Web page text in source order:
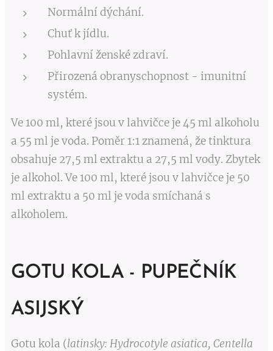
Normální dýchání.
Chuť k jídlu.
Pohlavní ženské zdraví.
Přirozená obranyschopnost - imunitní
systém.
Ve 100 ml, které jsou v lahvičce je 45 ml alkoholu
a 55 ml je voda. Poměr 1:1 znamená, že tinktura
obsahuje 27,5 ml extraktu a 27,5 ml vody. Zbytek
je alkohol. Ve 100 ml, které jsou v lahvičce je 50
ml extraktu a 50 ml je voda smíchaná s
alkoholem.
GOTU KOLA - PUPEČNÍK
ASIJSKÝ
Gotu kola (latinsky: Hydrocotyle asiatica, Centella